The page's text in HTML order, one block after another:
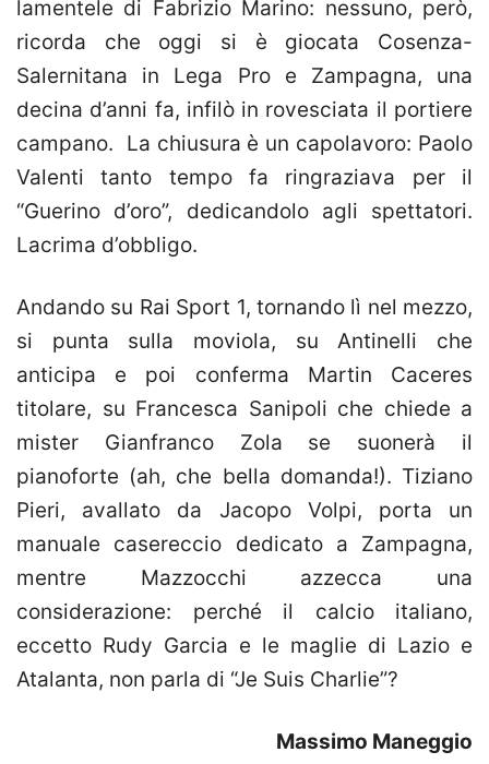
lamentele di Fabrizio Marino: nessuno, però,
ricorda che oggi si è giocata Cosenza-
Salernitana in Lega Pro e Zampagna, una
decina d’anni fa, infilò in rovesciata il portiere
campano. La chiusura è un capolavoro: Paolo
Valenti tanto tempo fa ringraziava per il
“Guerino d’oro”, dedicandolo agli spettatori.
Lacrima d’obbligo.
Andando su Rai Sport 1, tornando lì nel mezzo,
si punta sulla moviola, su Antinelli che
anticipa e poi conferma Martin Caceres
titolare, su Francesca Sanipoli che chiede a
mister Gianfranco Zola se suonerà il
pianoforte (ah, che bella domanda!). Tiziano
Pieri, avallato da Jacopo Volpi, porta un
manuale casereccio dedicato a Zampagna,
mentre Mazzocchi azzecca una
considerazione: perché il calcio italiano,
eccetto Rudy Garcia e le maglie di Lazio e
Atalanta, non parla di “Je Suis Charlie”?
Massimo Maneggio